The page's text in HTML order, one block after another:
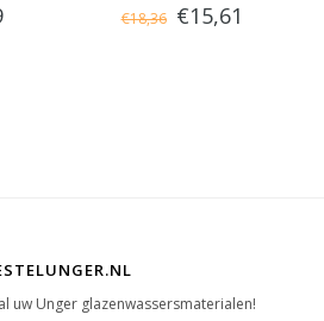
180cm
€18,36 €15,61
uw Unger glazenwassersmaterialen!